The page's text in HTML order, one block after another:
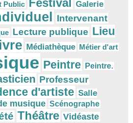
Public Festival Galerie
Intervenant
Lecture publique Lieu
Médiathèque Métier d'art
Peintre Peintre.
Professeur
d'artiste Salle
musique Scénographe
Théâtre Vidéaste